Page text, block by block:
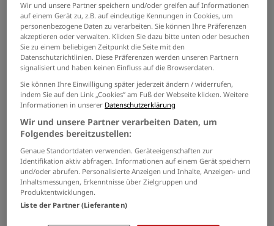
Leider ergab die Suchanfrage keine passenden
Jobangebote. Es folgen mit dem Suchbegriff verwandte bzw.
Firmenkundenberater (m/w/d) im
digital-persönlichen Vertrieb
Kaufmann für Versicherungen
und Finanzen im
Vertriebsinnendienst in Aachen
(w/m/d)
Wir und unsere Partner speichern und/oder greifen auf Informationen
auf einem Gerät zu, z.B. auf eindeutige Kennungen in Cookies, um
personenbezogene Daten zu verarbeiten. Sie können Ihre Präferenzen
akzeptieren oder verwalten. Klicken Sie dazu bitte unten oder besuchen
Sie zu einem beliebigen Zeitpunkt die Seite mit den
Datenschutzrichtlinien. Diese Präferenzen werden unseren Partnern
signalisiert und haben keinen Einfluss auf die Browserdaten.
Sie können Ihre Einwilligung später jederzeit ändern / widerrufen,
indem Sie auf den Link „Cookies” am Fuß der Webseite klicken. Weitere
Informationen in unserer Datenschutzerklärung
Wir und unsere Partner verarbeiten Daten, um
Folgendes bereitzustellen:
Genaue Standortdaten verwenden. Geräteeigenschaften zur
Identifikation aktiv abfragen. Informationen auf einem Gerät speichern
und/oder abrufen. Personalisierte Anzeigen und Inhalte, Anzeigen- und
Inhaltsmessungen, Erkenntnisse über Zielgruppen und
Produktentwicklungen.
Liste der Partner (Lieferanten)